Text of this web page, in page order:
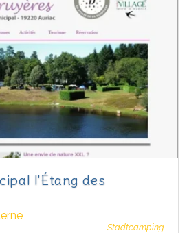
l'Étang des
Stadtcamping